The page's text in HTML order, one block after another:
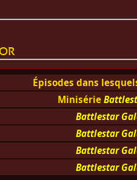
Épisodes dans
Minisérie
Battlestar
Battlestar
Battlestar
Battlestar